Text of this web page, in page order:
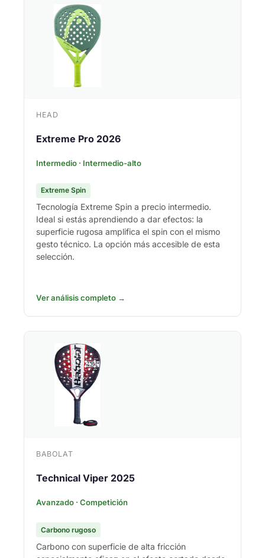
HEAD
Extreme Pro 2026
Intermedio · Intermedio-alto
Extreme Spin
Tecnología Extreme Spin a precio intermedio.
Ideal si estás aprendiendo a dar efectos: la
superficie rugosa amplifica el spin con el mismo
gesto técnico. La opción más accesible de esta
selección.
Ver análisis completo →
BABOLAT
Technical Viper 2025
Avanzado · Competición
Carbono rugoso
Carbono con superficie de alta fricción